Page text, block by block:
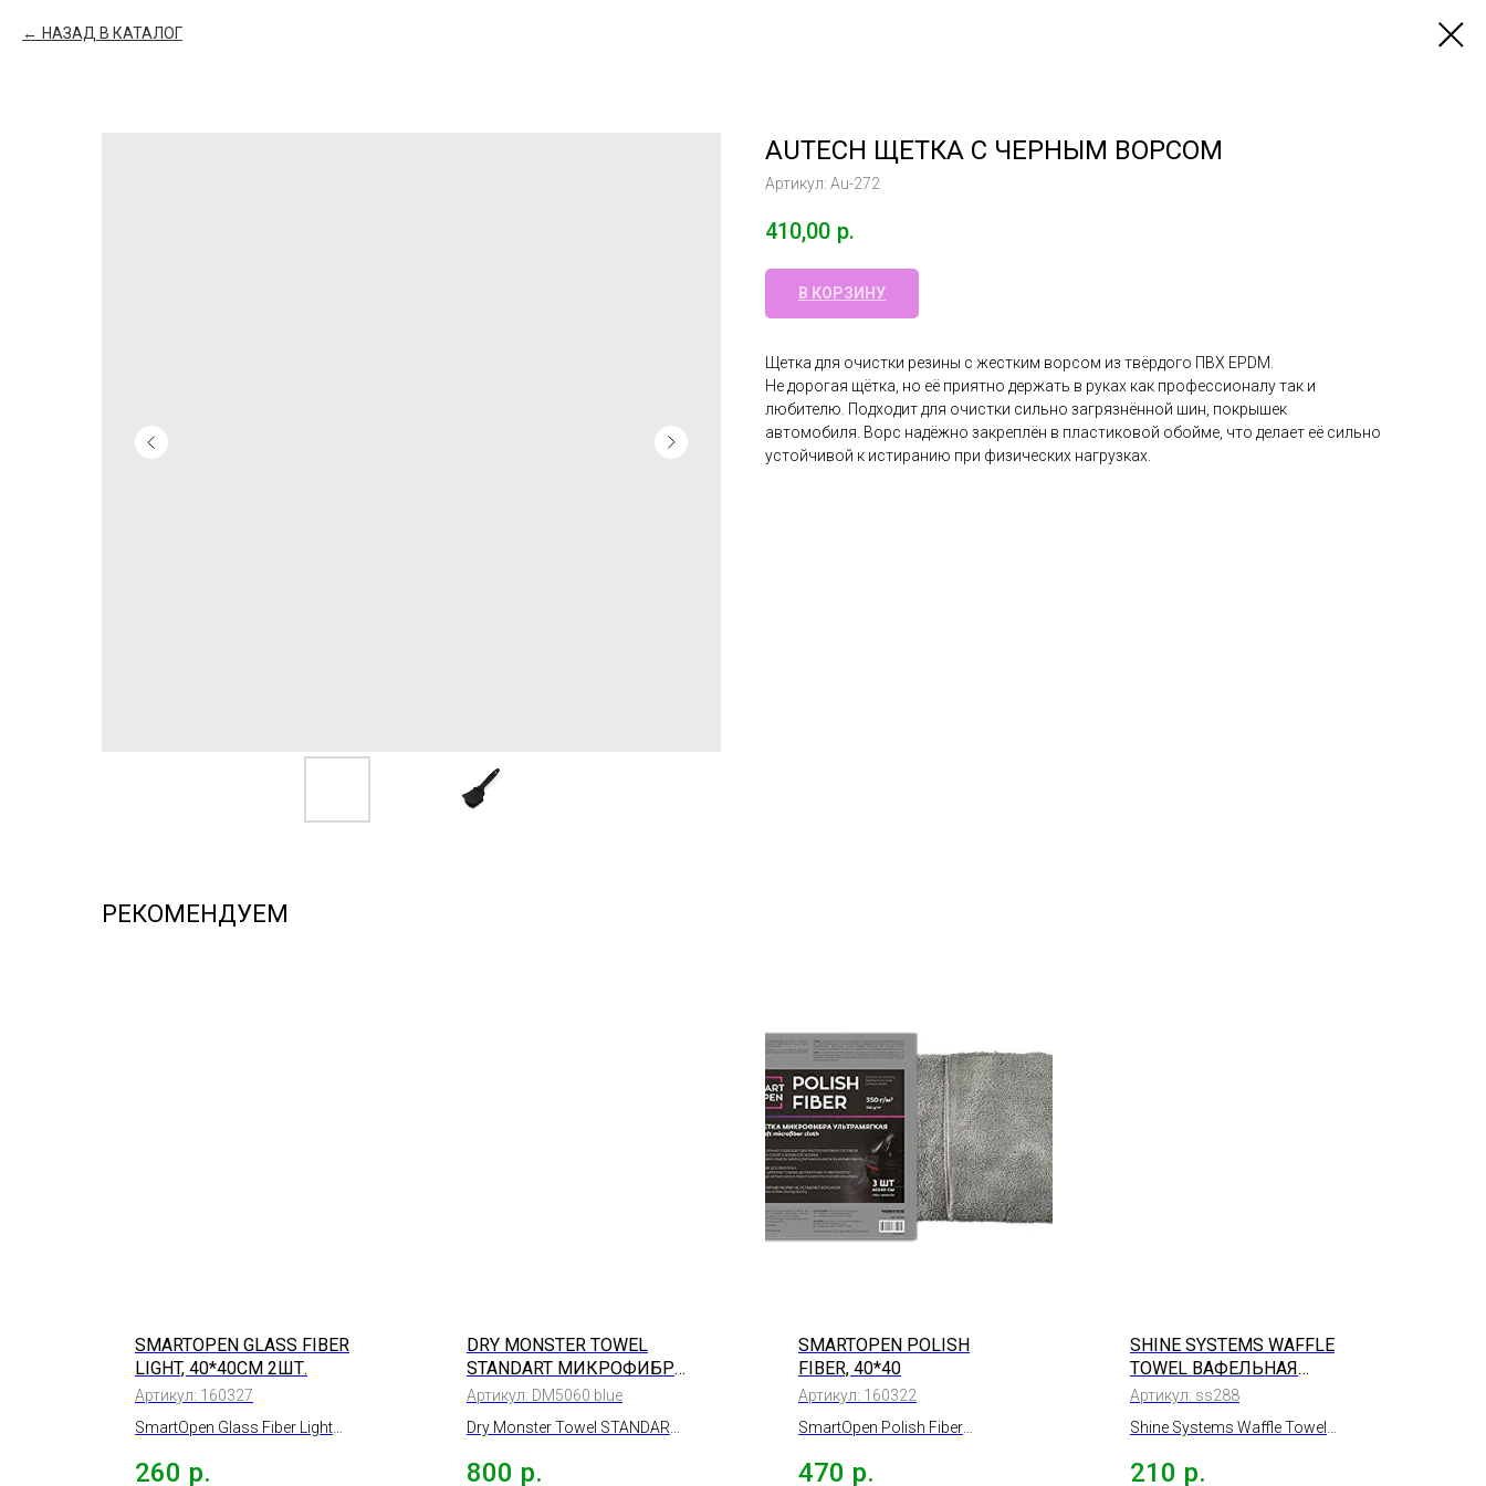
НАЗАД В КАТАЛОГ
AUTECH ЩЕТКА С ЧЕРНЫМ ВОРСОМ
Артикул: Au-272
410,00 р.
В КОРЗИНУ
Щетка для очистки резины с жестким ворсом из твёрдого ПВХ EPDM.
Не дорогая щётка, но её приятно держать в руках как профессионалу так и
любителю. Подходит для очистки сильно загрязнённой шин, покрышек
автомобиля. Ворс надёжно закреплён в пластиковой обойме, что делает её сильно
устойчивой к истиранию при физических нагрузках.
РЕКОМЕНДУЕМ
SMARTOPEN GLASS FIBER
LIGHT, 40*40СМ 2ШТ.
Артикул: 160327
SmartOpen Glass Fiber Light
поверхностей 250г/м,
260 р.
DRY MONSTER TOWEL
STANDART МИКРОФИБРА
ДЛЯ СУШКИ
50*60СМ
Артикул: DM5060 blue
Dry Monster Towel STANDART
поверхности Голубая,
800 р.
SMARTOPEN POLISH
FIBER, 40*40
Артикул: 160322
SmartOpen Polish Fiber
ультрамягкая 350г/м 3шт.,
470 р.
SHINE SYSTEMS WAFFLE
TOWEL ВАФЕЛЬНАЯ
МИКРОФИБРА, 40*40СМ
Артикул: ss288
Shine Systems Waffle Towel
40*40см
210 р.